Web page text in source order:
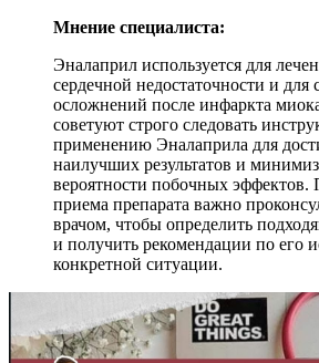
Мнение специалиста:
Эналаприл используется для
сердечной недостаточности и для
осложнений после инфаркта
советуют строго следовать
применению Эналаприла для
наилучших результатов и
вероятности побочных эффектов.
приема препарата важно
врачом, чтобы определить
и получить рекомендации по его
конкретной ситуации.